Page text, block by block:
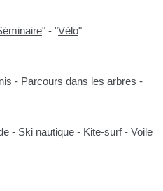
" - "Vélo"
- Parcours dans les arbres -
- Ski nautique - Kite-surf - Voile